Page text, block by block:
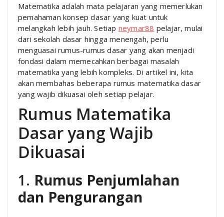
Matematika adalah mata pelajaran yang memerlukan
pemahaman konsep dasar yang kuat untuk
melangkah lebih jauh. Setiap neymar88 pelajar, mulai
dari sekolah dasar hingga menengah, perlu
menguasai rumus-rumus dasar yang akan menjadi
fondasi dalam memecahkan berbagai masalah
matematika yang lebih kompleks. Di artikel ini, kita
akan membahas beberapa rumus matematika dasar
yang wajib dikuasai oleh setiap pelajar.
Rumus Matematika
Dasar yang Wajib
Dikuasai
1. Rumus Penjumlahan
dan Pengurangan